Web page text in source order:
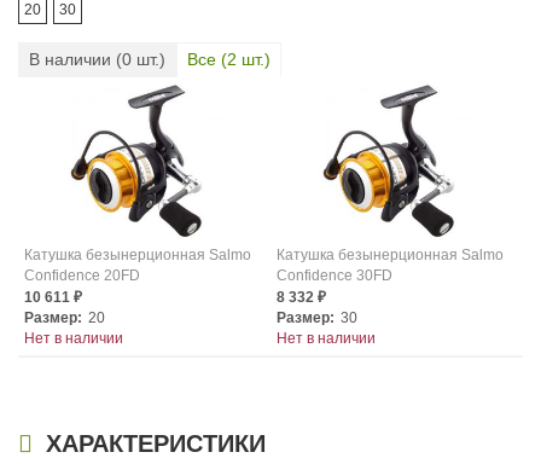
20
30
В наличии (0 шт.) Все (2 шт.)
Катушка безынерционная Salmo
Confidence 20FD
10 611 ₽
Размер: 20
Нет в наличии
Катушка безынерционная Salmo
Confidence 30FD
8 332 ₽
Размер: 30
Нет в наличии
ХАРАКТЕРИСТИКИ